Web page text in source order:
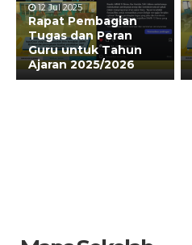
12 Jul 2025
Rapat Pembagian
Tugas dan Peran
Guru untuk Tahun
Ajaran 2025/2026